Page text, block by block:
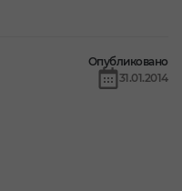
Опубликовано
31.01.2014